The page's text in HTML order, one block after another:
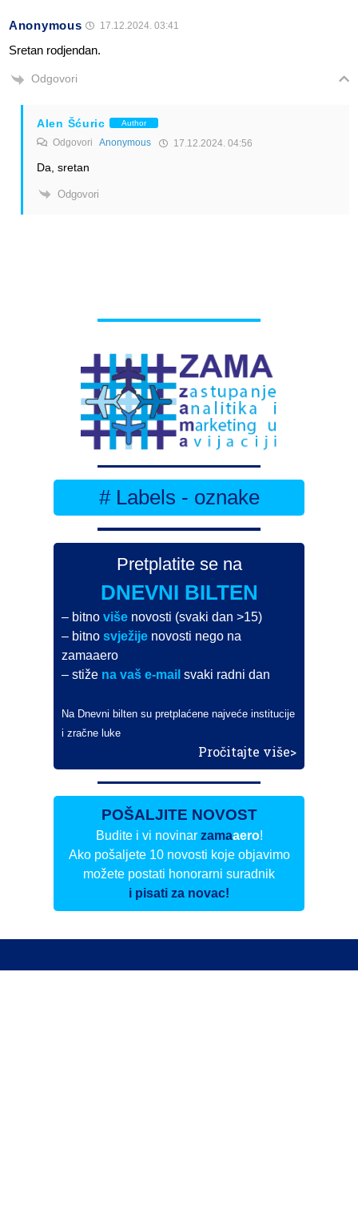
Anonymous 17.12.2024. 03:41
Sretan rodjendan.
Odgovori
Alen Šćuric Author
Odgovori Anonymous 17.12.2024. 04:56
Da, sretan
Odgovori
# Labels - oznake
Pretplatite se na
DNEVNI BILTEN
– bitnoviše novosti (svaki dan >15)
– bitnosvježije novosti nego na
zamaaero
– stiže na vaš e-mail svaki radni dan
Na Dnevni bilten su pretplaćene najveće institucije
i zračne luke
Pročitajte više>
POŠALJITE NOVOST
Budite i vi novinar zamaaero!
Ako pošaljete 10 novosti koje objavimo
možete postati honorarni suradnik
i pisati za novac!